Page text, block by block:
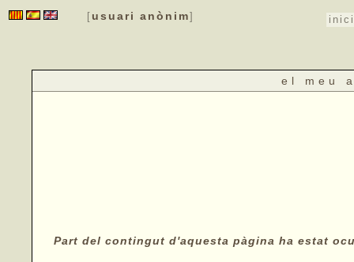
[ usuari anònim] inici
el meu
Part del contingut d'aquesta pàgina ha estat